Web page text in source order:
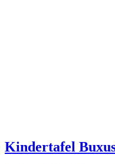
Kindertafel